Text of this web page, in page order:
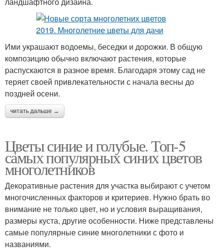
Ими украшают водоемы, беседки и дорожки. В общую
композицию обычно включают растения, которые
распускаются в разное время. Благодаря этому сад не
теряет своей привлекательности с начала весны до
поздней осени.
читать дальше →
Цветы синие и голубые. Топ-5
самых популярных синих цветов
многолетников
Декоративные растения для участка выбирают с учетом
многочисленных факторов и критериев. Нужно брать во
внимание не только цвет, но и условия выращивания,
размеры куста, другие особенности. Ниже представлены
самые популярные синие многолетники с фото и
названиями.